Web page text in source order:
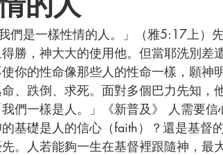
勝，神大大的使用他。但當耶洗別差
你的性命像那些人的性命一樣，願
、跌倒、求死。面對多個巴力先知，
基礎是人的信心（faith）？還是基督
。人若能夠一生在基督裡跟隨神，最